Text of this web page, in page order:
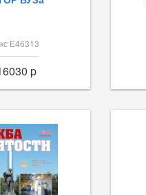
Е46313
p